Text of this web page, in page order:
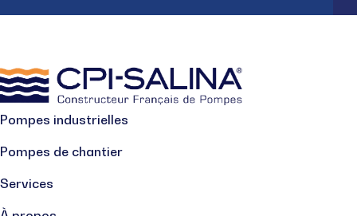
Pompes industrielles
Pompes de chantier
Services